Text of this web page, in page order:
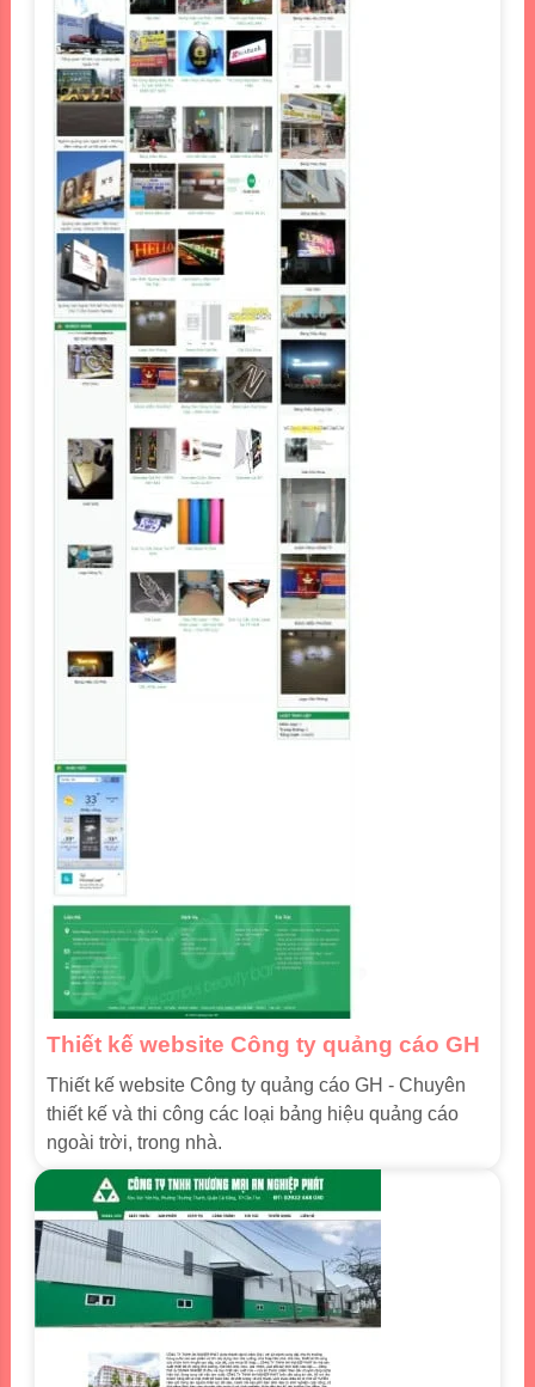
Thiết kế website Công ty quảng cáo GH
Thiết kế website Công ty quảng cáo GH - Chuyên
thiết kế và thi công các loại bảng hiệu quảng cáo
ngoài trời, trong nhà.